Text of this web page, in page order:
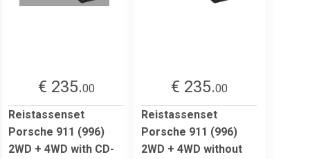
€ 235.00
Reistassenset
Porsche 911 (996)
2WD + 4WD with CD-
€ 235.00
Reistassenset
Porsche 911 (996)
2WD + 4WD without